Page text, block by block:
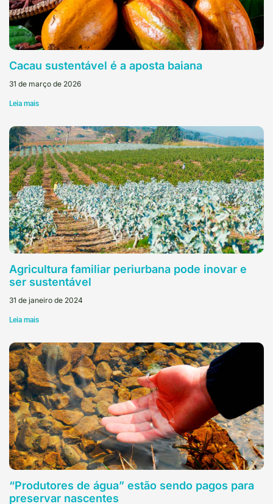
Cacau sustentável é a aposta baiana
31 de março de 2026
Leia mais
Agricultura familiar periurbana pode inovar e
ser sustentável
31 de janeiro de 2024
Leia mais
“Produtores de água” estão sendo pagos para
preservar nascentes